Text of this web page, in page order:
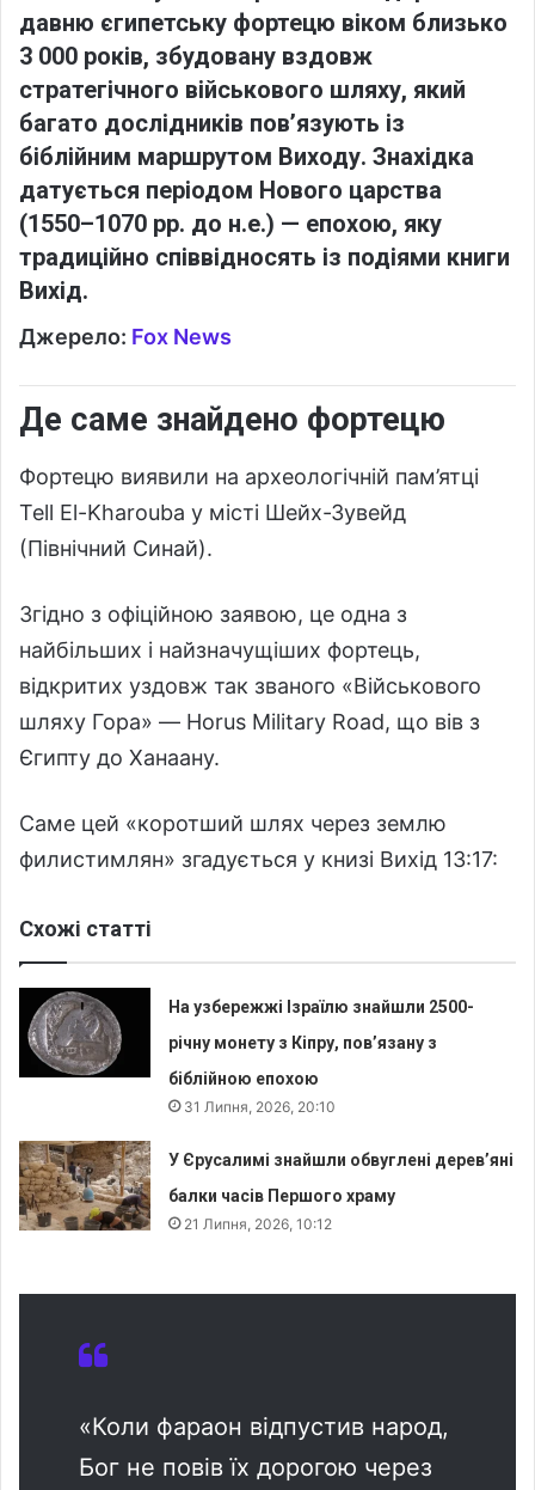
давню єгипетську фортецю віком близько
3 000 років, збудовану вздовж
стратегічного військового шляху, який
багато дослідників пов’язують із
біблійним маршрутом Виходу. Знахідка
датується періодом Нового царства
(1550–1070 рр. до н.е.) — епохою, яку
традиційно співвідносять із подіями книги
Вихід.
Джерело: Fox News
Де саме знайдено фортецю
Фортецю виявили на археологічній пам’ятці
Tell El-Kharouba у місті Шейх-Зувейд
(Північний Синай).
Згідно з офіційною заявою, це одна з
найбільших і найзначущіших фортець,
відкритих уздовж так званого «Військового
шляху Гора» — Horus Military Road, що вів з
Єгипту до Ханаану.
Саме цей «коротший шлях через землю
филистимлян» згадується у книзі Вихід 13:17:
Схожі статті
На узбережжі Ізраїлю знайшли 2500-
річну монету з Кіпру, пов’язану з
біблійною епохою
31 Липня, 2026, 20:10
У Єрусалимі знайшли обвуглені дерев’яні
балки часів Першого храму
21 Липня, 2026, 10:12
«Коли фараон відпустив народ,
Бог не повів їх дорогою через